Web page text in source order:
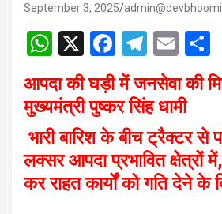
September 3, 2025
W
at
s
A
p
p
X
F
a
ce
b
o
o
k
T
el
e
gr
a
m
E
m
ail
h
आपदा की घड़ी में जनसेवा की
मुख्यमंत्री पुष्कर सिंह धामी
भारी बारिश के बीच ट्रैक्टर से
लक्सर आपदा प्रभावित क्षेत्रों
कर राहत कार्यों को गति देने के